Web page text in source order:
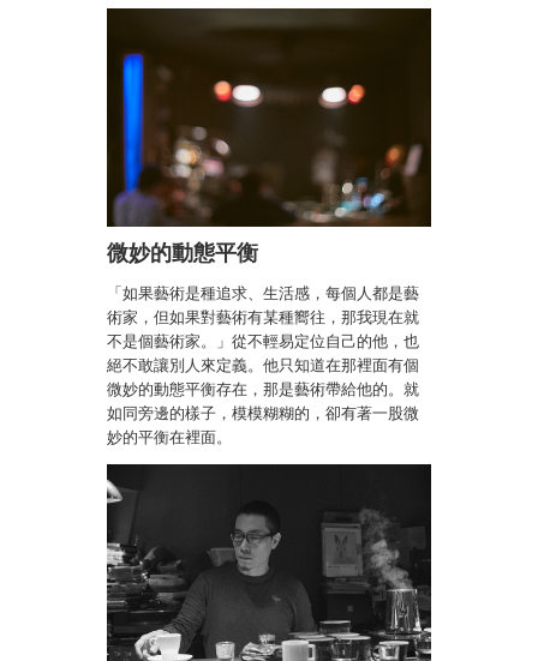
微妙的動態平衡
「如果藝術是種追求、生活感，每個人都是藝
術家，但如果對藝術有某種嚮往，那我現在就
不是個藝術家。」從不輕易定位自己的他，也
絕不敢讓別人來定義。他只知道在那裡面有個
微妙的動態平衡存在，那是藝術帶給他的。就
如同旁邊的樣子，模模糊糊的，卻有著一股微
妙的平衡在裡面。